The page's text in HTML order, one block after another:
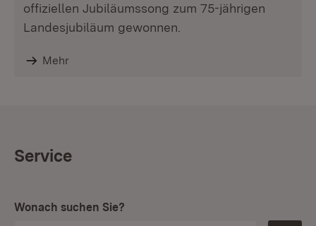
offiziellen Jubiläumssong zum 75-jährigen
Landesjubiläum gewonnen.
Mehr
Service
Wonach suchen Sie?